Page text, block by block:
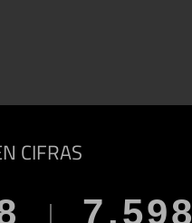
CIFRAS
7.598